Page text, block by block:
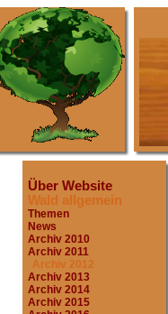
Über Website
Wald allgemein
Themen
News
Archiv 2010
Archiv 2011
Archiv 2012
Archiv 2013
Archiv 2014
Archiv 2015